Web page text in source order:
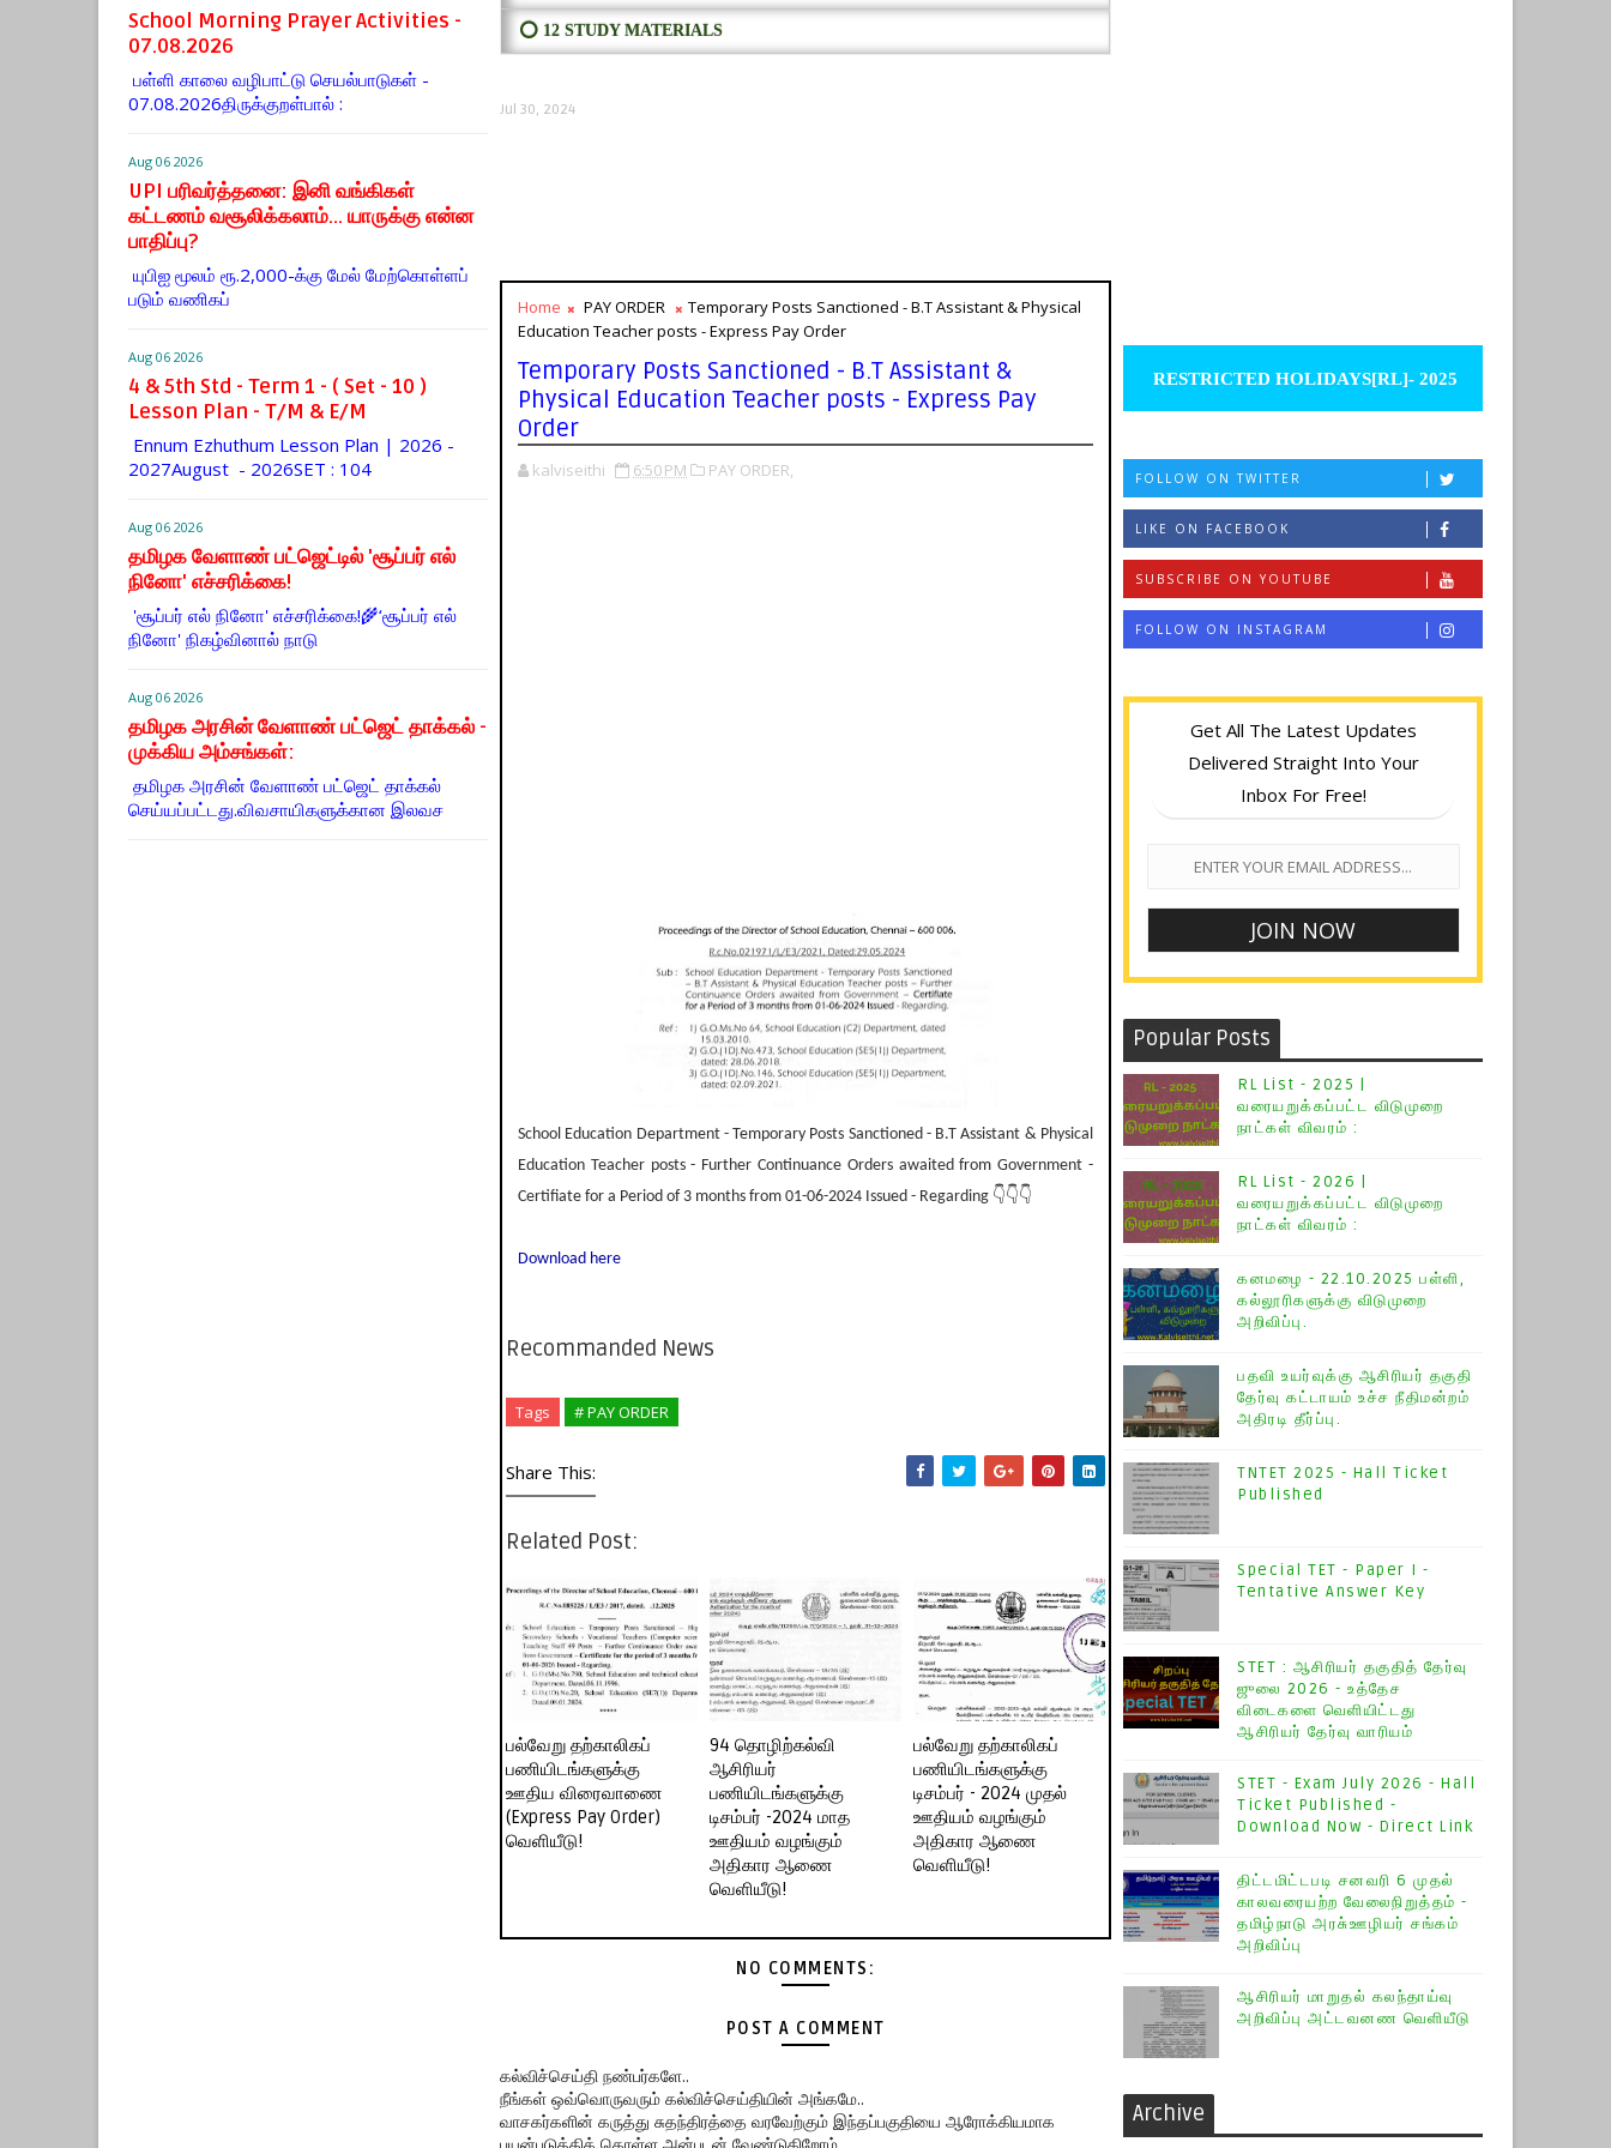
School Morning Prayer Activities -
07.08.2026
பள்ளி காலை வழிபாட்டு செயல்பாடுகள் -
07.08.2026திருக்குறள்பால் :
Aug 06 2026
UPI பரிவர்த்தனை: இனி வங்கிகள்
கட்டணம் வசூலிக்கலாம்... யாருக்கு என்ன
பாதிப்பு?
யுபிஐ மூலம் ரூ.2,000-க்கு மேல் மேற்​கொள்​ளப்​
படும் வணி​கப்
Aug 06 2026
4 & 5th Std - Term 1 - ( Set - 10 )
Lesson Plan - T/M & E/M
Ennum Ezhuthum Lesson Plan | 2026 -
2027August - 2026SET : 104
Aug 06 2026
தமிழக வேளாண் பட்ஜெட்டில் 'சூப்பர் எல்
நினோ' எச்சரிக்கை!
'சூப்பர் எல் நினோ' எச்சரிக்கை!🌾‘சூப்பர் எல்
நினோ' நிகழ்வினால் நாடு
Aug 06 2026
தமிழக அரசின் வேளாண் பட்ஜெட் தாக்கல் -
முக்கிய அம்சங்கள்:
தமிழக அரசின் வேளாண் பட்ஜெட் தாக்கல்
செய்யப்பட்டது.விவசாயிகளுக்கான இலவச
⭕ 12 STUDY MATERIALS
Jul 30, 2024
Home PAY ORDER
Temporary Posts Sanctioned - B.T Assistant & Physical
Education Teacher posts - Express Pay Order
Temporary Posts Sanctioned - B.T Assistant &
Physical Education Teacher posts - Express Pay
Order
kalviseithi 6:50 PM PAY ORDER,
School Education Department - Temporary Posts Sanctioned - B.T Assistant & Physical
Education Teacher posts - Further Continuance Orders awaited from Government -
Certifiate for a Period of 3 months from 01-06-2024 Issued - Regarding 👇👇👇
Download here
Recommanded News
Tags # PAY ORDER
Share This:
Related Post:
பல்வேறு தற்காலிகப்
பணியிடங்களுக்கு
ஊதிய விரைவாணை
(Express Pay Order)
வெளியீடு!
94 தொழிற்கல்வி
ஆசிரியர்
பணியிடங்களுக்கு
டிசம்பர் -2024 மாத
ஊதியம் வழங்கும்
அதிகார ஆணை
வெளியீடு!
பல்வேறு தற்காலிகப்
பணியிடங்களுக்கு
டிசம்பர் - 2024 முதல்
ஊதியம் வழங்கும்
அதிகார ஆணை
வெளியீடு!
NO COMMENTS:
POST A COMMENT
கல்விச்செய்தி நண்பர்களே..
நீங்கள் ஒவ்வொருவரும் கல்விச்செய்தியின் அங்கமே..
வாசகர்களின் கருத்து சுதந்திரத்தை வரவேற்கும் இந்தப்பகுதியை ஆரோக்கியமாக
பயன்படுத்திக் கொள்ள அன்புடன் வேண்டுகிறோம்.
RESTRICTED HOLIDAYS[RL]- 2025
FOLLOW ON TWITTER
LIKE ON FACEBOOK
SUBSCRIBE ON YOUTUBE
FOLLOW ON INSTAGRAM
Get All The Latest Updates
Delivered Straight Into Your
Inbox For Free!
Popular Posts
RL List - 2025 |
வரையறுக்கப்பட்ட விடுமுறை
நாட்கள் விவரம் :
RL List - 2026 |
வரையறுக்கப்பட்ட விடுமுறை
நாட்கள் விவரம் :
கனமழை - 22.10.2025 பள்ளி,
கல்லூரிகளுக்கு விடுமுறை
அறிவிப்பு.
பதவி உயர்வுக்கு ஆசிரியர் தகுதி
தேர்வு கட்டாயம் உச்ச நீதிமன்றம்
அதிரடி தீர்ப்பு.
TNTET 2025 - Hall Ticket
Published
Special TET - Paper I -
Tentative Answer Key
STET : ஆசிரியர் தகுதித் தேர்வு
ஜுலை 2026 - உத்தேச
விடைகளை வெளியிட்டது
ஆசிரியர் தேர்வு வாரியம்
STET - Exam July 2026 - Hall
Ticket Published -
Download Now - Direct Link
திட்டமிட்டபடி சனவரி 6 முதல்
காலவரையற்ற வேலைநிறுத்தம் -
தமிழ்நாடு அரசு்ஊழியர் சங்கம்
அறிவிப்பு
ஆசிரியர் மாறுதல் கலந்தாய்வு
அறிவிப்பு அட்டவனண வெளியீடு
Archive